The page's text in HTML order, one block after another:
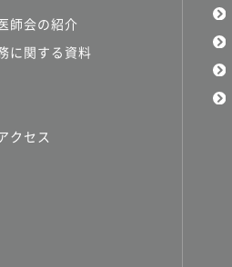
師会の紹介
に関する資料
クセス